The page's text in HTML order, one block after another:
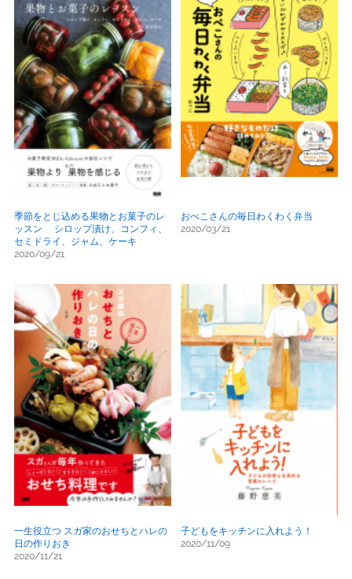
季節をとじ込める果物とお菓子のレ
ッスン シロップ漬け、コンフィ、
セミドライ、ジャム、ケーキ
2020/09/21
おぺこさんの毎日わくわく弁当
2020/03/21
一生役立つ スガ家のおせちとハレの
日の作りおき
2020/11/21
子どもをキッチンに入れよう！
2020/11/09